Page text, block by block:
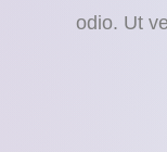
odio. Ut